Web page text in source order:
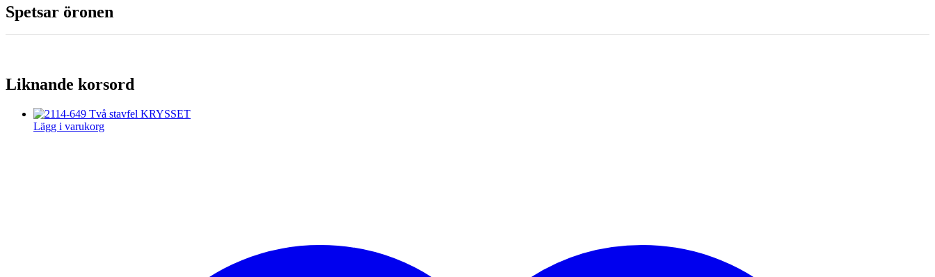
Spetsar öronen
Liknande korsord
Lägg i varukorg